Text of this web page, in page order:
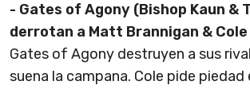
- Gates of Agony (Bishop Kaun &
derrotan a Matt Brannigan &
Gates of Agony destruyen a sus
suena la campana. Cole pide piedad